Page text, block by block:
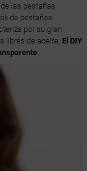
las pestañas
de pestañas
por su gran
libres de aceite. El DIY
.